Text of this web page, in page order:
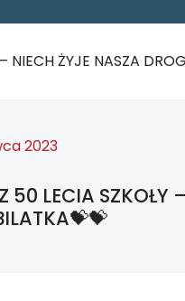
NIECH ŻYJE NASZA
2023
50 LECIA SZKOŁY